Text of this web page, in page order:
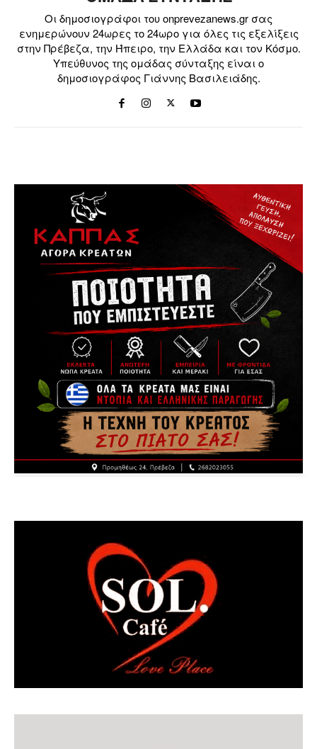
Οι δημοσιογράφοι του onprevezanews.gr σας
ενημερώνουν 24ωρες το 24ωρο για όλες τις εξελίξεις
στην Πρέβεζα, την Ήπειρο, την Ελλάδα και τον Κόσμο.
Υπεύθυνος της ομάδας σύνταξης είναι ο
δημοσιογράφος Γιάννης Βασιλειάδης.